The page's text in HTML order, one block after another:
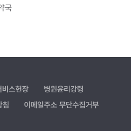
국
비스헌장
병원윤리강령
침
이메일주소 무단수집거부